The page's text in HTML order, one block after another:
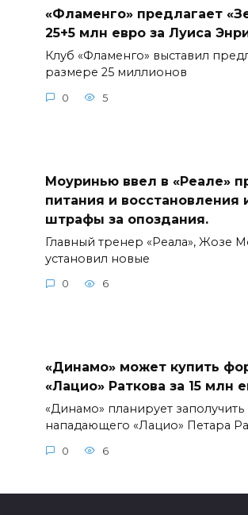
«Фламенго» предлагает
25+5 млн евро за Луиса
Клуб «Фламенго» выставил
размере 25 миллионов
0 5
Моуринью ввел в «Реале»
питания и восстановления
штрафы за опоздания.
Главный тренер «Реала», Жозе
установил новые
0 6
«Динамо» может купить
«Лацио» Раткова за 15 млн
«Динамо» планирует заполучить
нападающего «Лацио» Петара
0 6